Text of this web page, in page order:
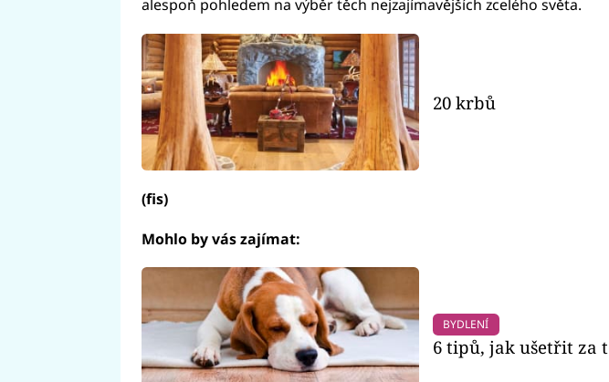
alespoň pohledem na výběr těch nejzajímavějších zcelého světa.
20 krbů
(fis)
Mohlo by vás zajímat:
BYDLENÍ
6 tipů, jak ušetřit za